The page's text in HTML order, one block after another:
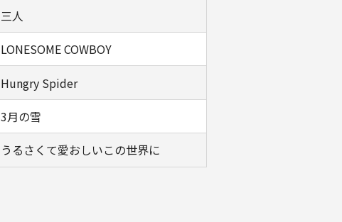
三人
LONESOME COWBOY
Hungry Spider
3月の雪
うるさくて愛おしいこの世界に